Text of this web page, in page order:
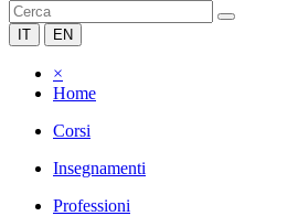
IT EN
×
Home
Corsi
Insegnamenti
Professioni